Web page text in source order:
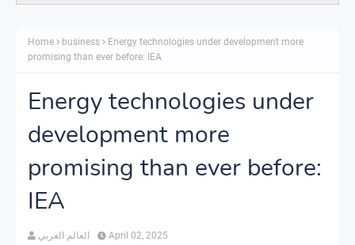
Home business
Energy technologies under development more
promising than ever before: IEA
Energy technologies under
development more
promising than ever before:
IEA
العالم العربي April 02, 2025